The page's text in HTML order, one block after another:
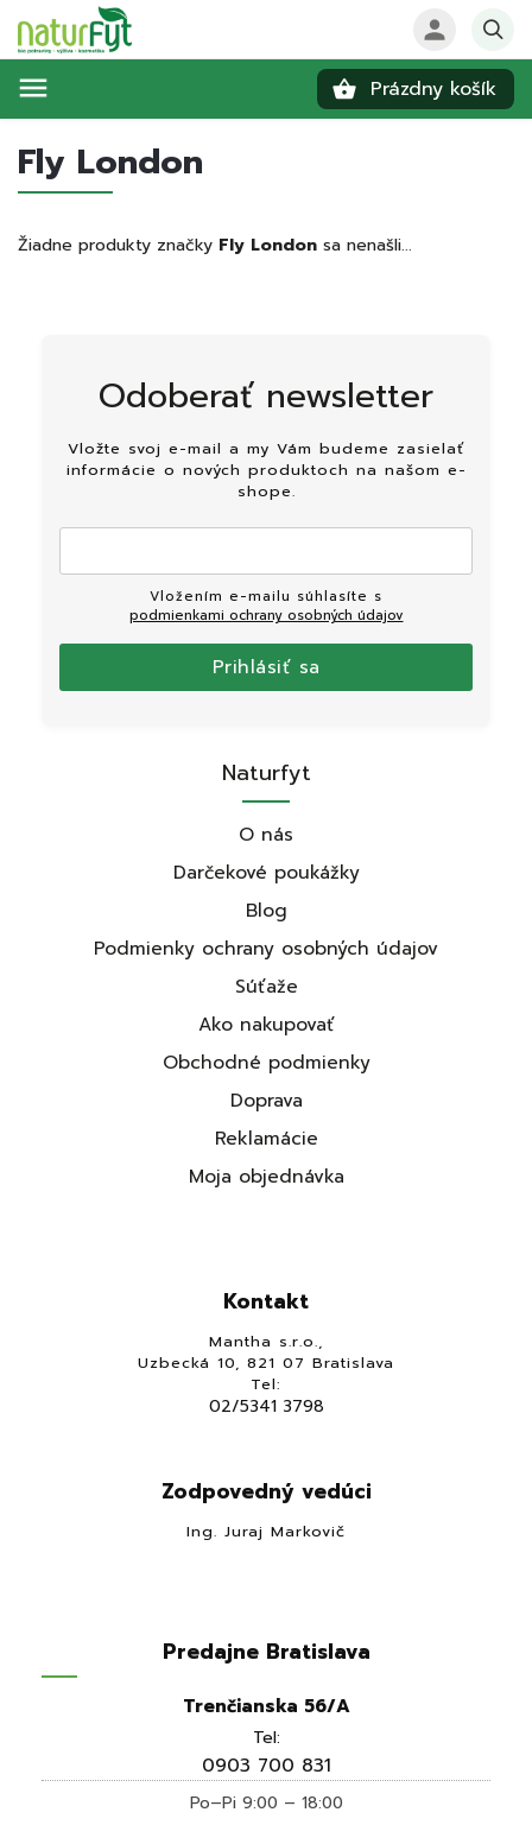
Prázdny košík
Fly London
Žiadne produkty značky Fly London sa nenašli...
Odoberať newsletter
Vložte svoj e-mail a my Vám budeme zasielať
informácie o nových produktoch na našom e-
shope.
podmienkami ochrany osobných údajov
Prihlásiť sa
Naturfyt
O nás
Darčekové poukážky
Blog
Podmienky ochrany osobných údajov
Súťaže
Ako nakupovať
Obchodné podmienky
Doprava
Reklamácie
Moja objednávka
Kontakt
Mantha s.r.o.,
Uzbecká 10, 821 07 Bratislava
Tel:
02/5341 3798
Zodpovedný vedúci
Ing. Juraj Markovič
Predajne Bratislava
Trenčianska 56/A
Tel:
0903 700 831
Po–Pi 9:00 – 18:00